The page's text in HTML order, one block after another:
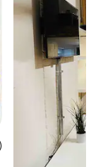
beoordeling van